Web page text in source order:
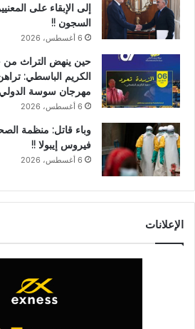
إلى الإبقاء على
السجون !!
6 أغسطس، 2026
حين ينهض التراث من
الكريم الباسطي:
مهرجان سوسة الدولي
6 أغسطس، 2026
وباء قاتل: منظمة
فيروس إيبولا !!
6 أغسطس، 2026
الإعلانات